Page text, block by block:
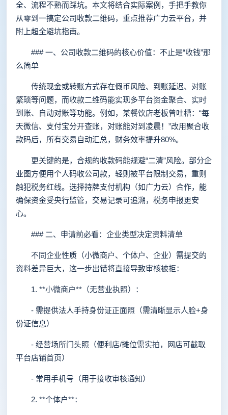
全、流程不熟而踩坑。本文将结合实际案例，手把手教你
从零到一搞定公司收款二维码，重点推荐广力云平台，并
附上超全避坑指南。
### 一、公司收款二维码的核心价值：不止是“收钱”那
么简单
传统现金或转账方式存在假币风险、到账延迟、对账
繁琐等问题，而收款二维码能实现多平台资金聚合、实时
到账、自动对账等功能。例如，某餐饮店老板曾吐槽：“每
天微信、支付宝分开查账，对账能对到凌晨！”改用聚合收
款码后，所有交易自动汇总，财务效率提升80%。
更关键的是，合规的收款码能规避“二清”风险。部分企
业图方便用个人码收公司款，轻则被平台限制交易，重则
触犯税务红线。选择持牌支付机构（如广力云）合作，能
确保资金受央行监管，交易记录可追溯，税务申报更安
心。
### 二、申请前必看：企业类型决定资料清单
不同企业性质（小微商户、个体户、企业）需提交的
资料差异巨大，这一步出错将直接导致审核被拒：
1. **小微商户**（无营业执照）：
- 需提供法人手持身份证正面照（需清晰显示人脸+身
份证信息）
- 经营场所门头照（便利店/摊位需实拍，网店可截取
平台店铺首页）
- 常用手机号（用于接收审核通知）
2. **个体户**：